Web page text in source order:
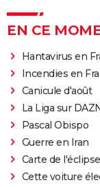
EN CE
Hantavirus en
Incendies en
Canicule d'août
La Liga sur
Pascal Obispo
Guerre en Iran
Carte de
Cette voiture